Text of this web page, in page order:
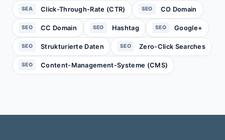
SEA Click-Through-Rate (CTR) SEO CO Domain
SEO CC Domain SEO Hashtag SEO Google+
SEO Strukturierte Daten SEO Zero-Click Searches
SEO Content-Management-Systeme (CMS)